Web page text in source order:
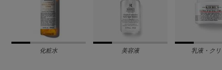
化粧水 美容液 乳液・ク